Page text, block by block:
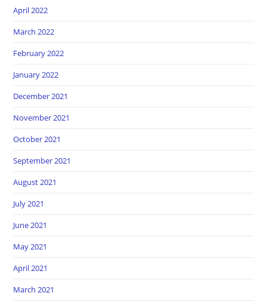
April 2022
March 2022
February 2022
January 2022
December 2021
November 2021
October 2021
September 2021
August 2021
July 2021
June 2021
May 2021
April 2021
March 2021